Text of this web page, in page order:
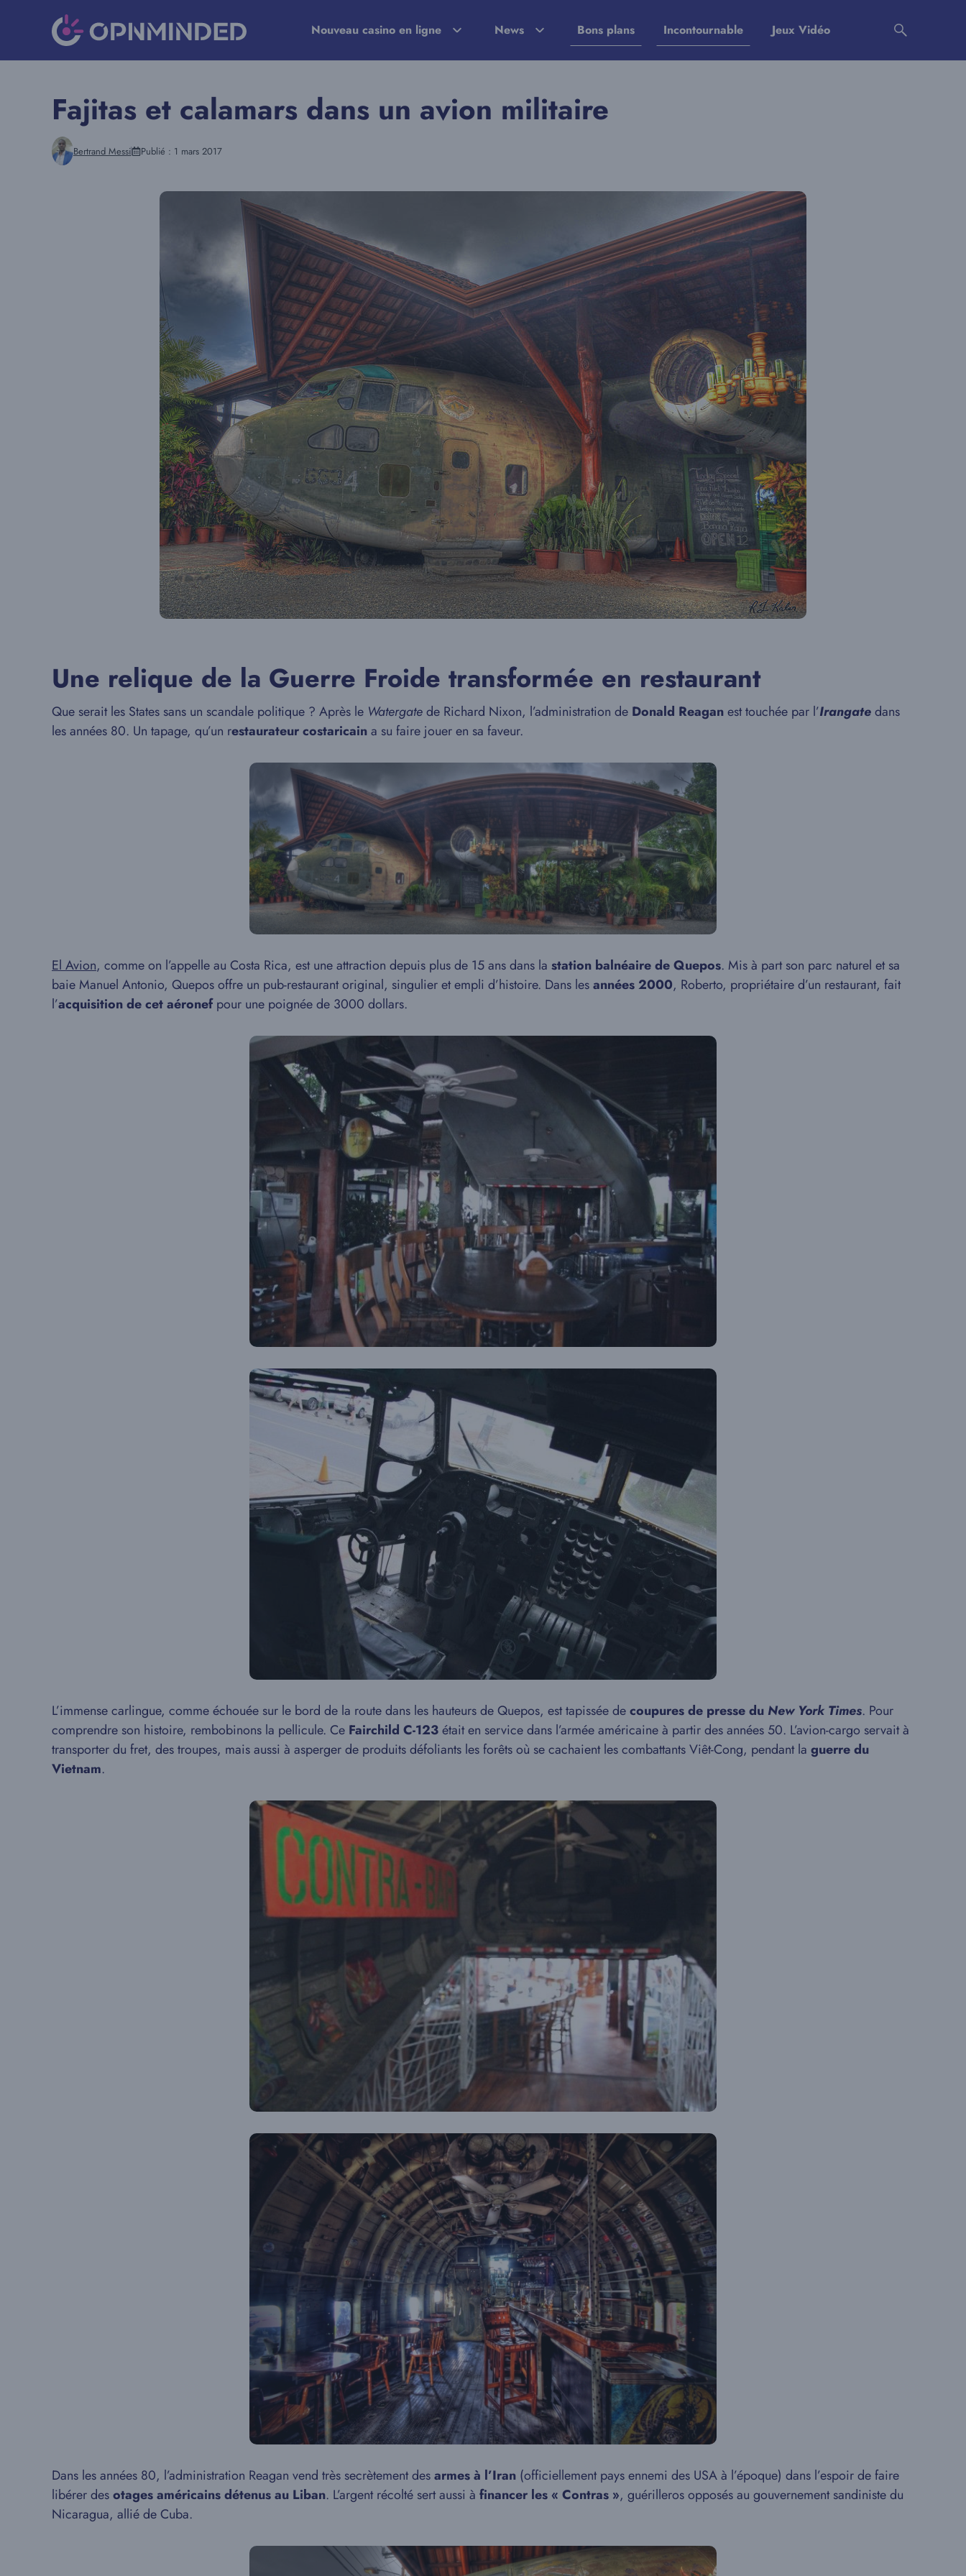
Nouveau casino en ligne News Bons plans Incontournable Jeux Vidéo
Fajitas et calamars dans un avion militaire
Bertrand Messi Publié : 1 mars 2017
Une relique de la Guerre Froide transformée en restaurant
Que serait les States sans un scandale politique ? Après le Watergatede Richard Nixon, l’administration de Donald Reaganest touchée par l’Irangatedans
les années 80. Un tapage, qu’un restaurateur costaricaina su faire jouer en sa faveur.
El Avion, comme on l’appelle au Costa Rica, est une attraction depuis plus de 15 ans dans la station balnéaire de Quepos. Mis à part son parc naturel et sa
baie Manuel Antonio, Quepos offre un pub-restaurant original, singulier et empli d’histoire. Dans lesannées 2000, Roberto, propriétaire d’un restaurant, fait
l’acquisition de cet aéronefpour une poignée de 3000 dollars.
L’immense carlingue, comme échouée sur le bord de la route dans les hauteurs de Quepos, est tapissée decoupures de presse du New York Times. Pour
comprendre son histoire, rembobinons la pellicule. Ce Fairchild C-123était en service dans l’armée américaine à partir des années 50. L’avion-cargo servait à
transporter du fret, des troupes, mais aussi à asperger de produits défoliants les forêts où se cachaient les combattants Viêt-Cong, pendant la guerre du
Vietnam.
Dans les années 80, l’administration Reagan vend très secrètement desarmes à l’Iran (officiellement pays ennemi des USA à l’époque) dans l’espoir de faire
libérer desotages américains détenus au Liban. L’argent récolté sert aussi à financer les « Contras », guérilleros opposés au gouvernement sandiniste du
Nicaragua, allié de Cuba.